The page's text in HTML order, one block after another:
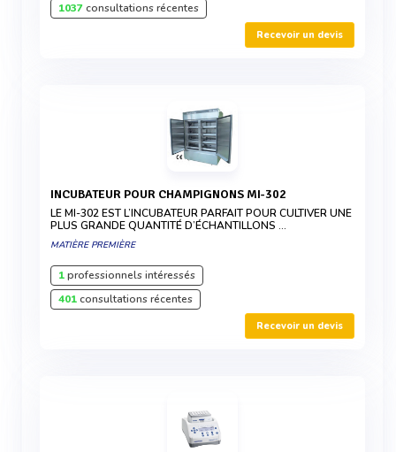
1037consultations récentes
Recevoir un devis
INCUBATEUR POUR CHAMPIGNONS MI-302
LE MI-302 EST L’INCUBATEUR PARFAIT POUR CULTIVER UNE
PLUS GRANDE QUANTITÉ D’ÉCHANTILLONS …
MATIÈRE PREMIÈRE
1professionnels intéressés
401consultations récentes
Recevoir un devis